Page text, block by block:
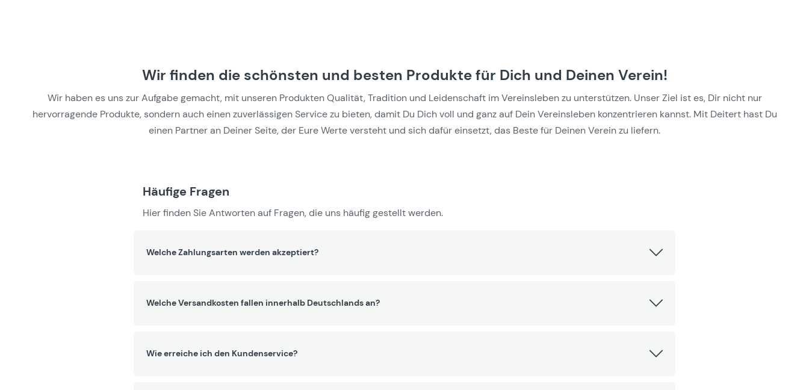
Wir finden die schönsten und besten Produkte für Dich und Deinen Verein!
Wir haben es uns zur Aufgabe gemacht, mit unseren Produkten Qualität, Tradition und Leidenschaft im Vereinsleben zu unterstützen. Unser Ziel ist es, Dir nicht nur
hervorragende Produkte, sondern auch einen zuverlässigen Service zu bieten, damit Du Dich voll und ganz auf Dein Vereinsleben konzentrieren kannst. Mit Deitert hast Du
einen Partner an Deiner Seite, der Eure Werte versteht und sich dafür einsetzt, das Beste für Deinen Verein zu liefern.
Häufige Fragen
Hier finden Sie Antworten auf Fragen, die uns häufig gestellt werden.
Welche Zahlungsarten werden akzeptiert?
Welche Versandkosten fallen innerhalb Deutschlands an?
Wie erreiche ich den Kundenservice?